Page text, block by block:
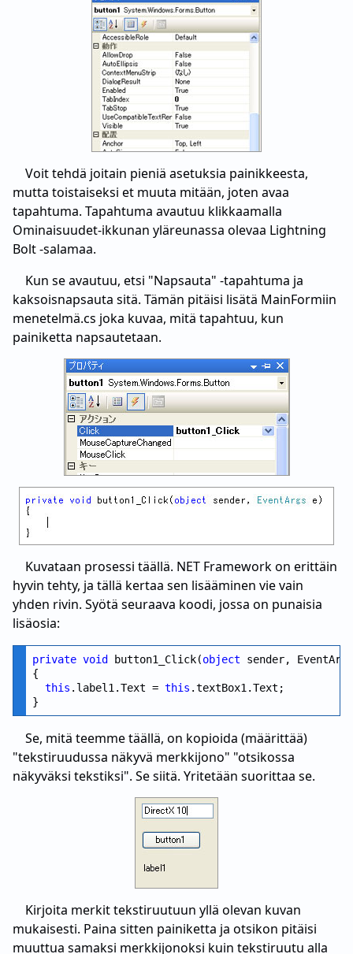
Voit tehdä joitain pieniä asetuksia painikkeesta,
mutta toistaiseksi et muuta mitään, joten avaa
tapahtuma. Tapahtuma avautuu klikkaamalla
Ominaisuudet-ikkunan yläreunassa olevaa Lightning
Bolt -salamaa.
Kun se avautuu, etsi "Napsauta" -tapahtuma ja
kaksoisnapsauta sitä. Tämän pitäisi lisätä MainFormiin
menetelmä.cs joka kuvaa, mitä tapahtuu, kun
painiketta napsautetaan.
Kuvataan prosessi täällä. NET Framework on erittäin
hyvin tehty, ja tällä kertaa sen lisääminen vie vain
yhden rivin. Syötä seuraava koodi, jossa on punaisia
lisäosia:
private void button1_Click(object sender,
{
this .label1.Text = this .textBox1.Text;
Se, mitä teemme täällä, on kopioida (määrittää)
"tekstiruudussa näkyvä merkkijono" "otsikossa
näkyväksi tekstiksi". Se siitä. Yritetään suorittaa se.
Kirjoita merkit tekstiruutuun yllä olevan kuvan
mukaisesti. Paina sitten painiketta ja otsikon pitäisi
muuttua samaksi merkkijonoksi kuin tekstiruutu alla